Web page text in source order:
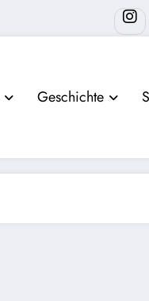
Geschichte